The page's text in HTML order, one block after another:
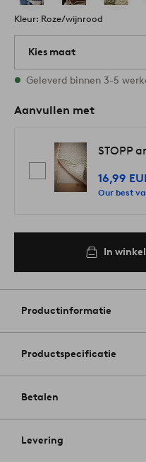
Kleur: Roze/wijnrood
Kies maat
Alle maten zijn op
Geleverd binnen 3-5
Aanvullen met
STOPP
16,99
Our best
In
Productinformatie
Productspecificatie
Betalen
Levering